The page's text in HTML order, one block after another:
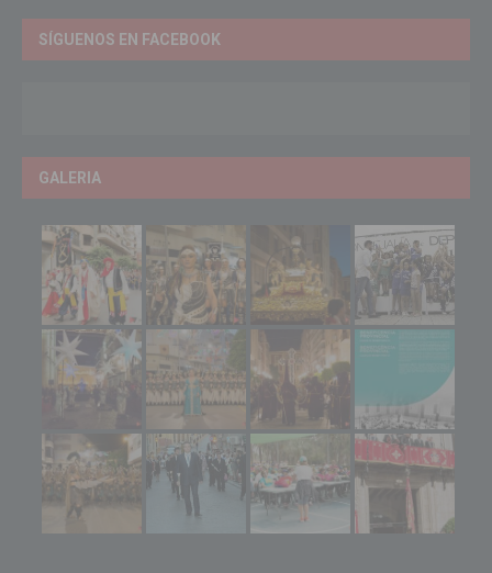
SÍGUENOS EN FACEBOOK
GALERIA